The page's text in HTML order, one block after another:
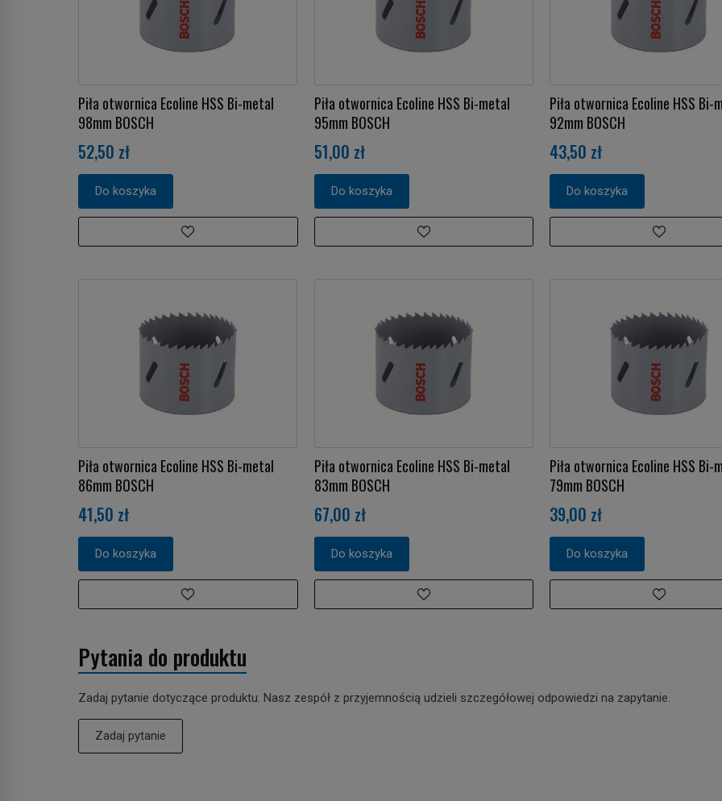
Piła otwornica Ecoline HSS Bi-metal
98mm BOSCH
52,50 zł
Do koszyka
Piła otwornica Ecoline HSS Bi-metal
95mm BOSCH
51,00 zł
Do koszyka
Piła otwornica Ecoline HSS Bi-
92mm BOSCH
43,50 zł
Do koszyka
Piła otwornica Ecoline HSS Bi-metal
86mm BOSCH
41,50 zł
Do koszyka
Piła otwornica Ecoline HSS Bi-metal
83mm BOSCH
67,00 zł
Do koszyka
Piła otwornica Ecoline HSS Bi-
79mm BOSCH
39,00 zł
Do koszyka
Pytania do produktu
Zadaj pytanie dotyczące produktu. Nasz zespół z przyjemnością udzieli szczegółowej odpowiedzi na zapytanie.
Zadaj pytanie